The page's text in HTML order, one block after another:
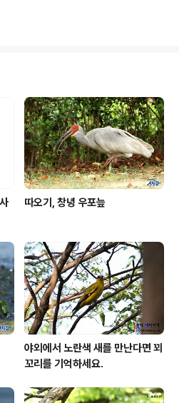
남자(새찍남)
따오기, 창녕 우포늪
야외에서 노란색 새를 만난다면 꾀
꼬리를 기억하세요.